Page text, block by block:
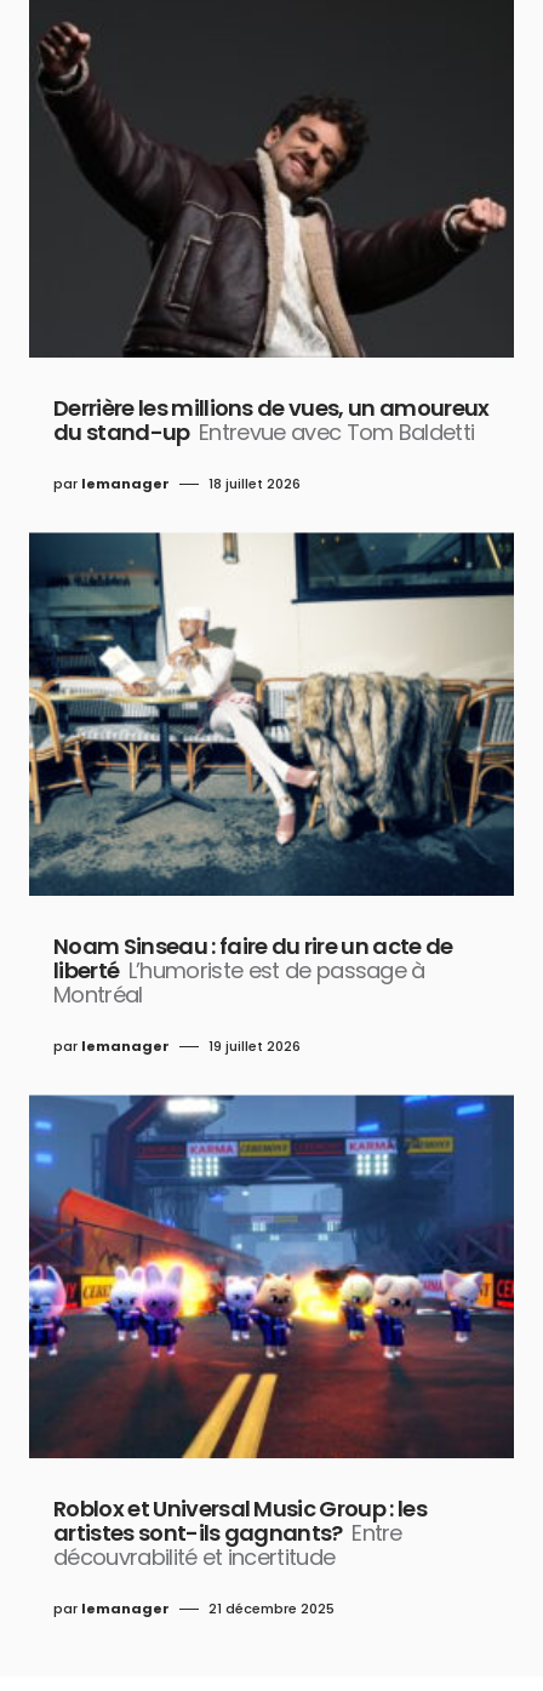
Derrière les millions de vues, un amoureux
du stand-up Entrevue avec Tom Baldetti
par lemanager 18 juillet 2026
Noam Sinseau : faire du rire un acte de
liberté L’humoriste est de passage à
Montréal
par lemanager 19 juillet 2026
Roblox et Universal Music Group : les
artistes sont-ils gagnants? Entre
découvrabilité et incertitude
par lemanager 21 décembre 2025